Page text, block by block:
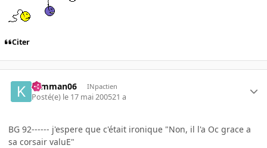
Citer
ktmman06 INpactien
Posté(e) le 17 mai 200521 a
BG 92------ j'espere que c'était ironique "Non, il l'a Oc grace a
sa corsair valuE"